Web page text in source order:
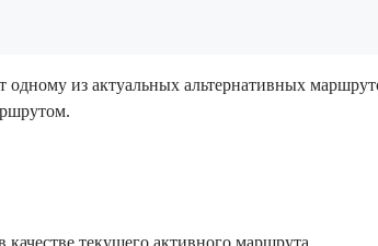
из актуальных альтернативных
текущего активного маршрута.